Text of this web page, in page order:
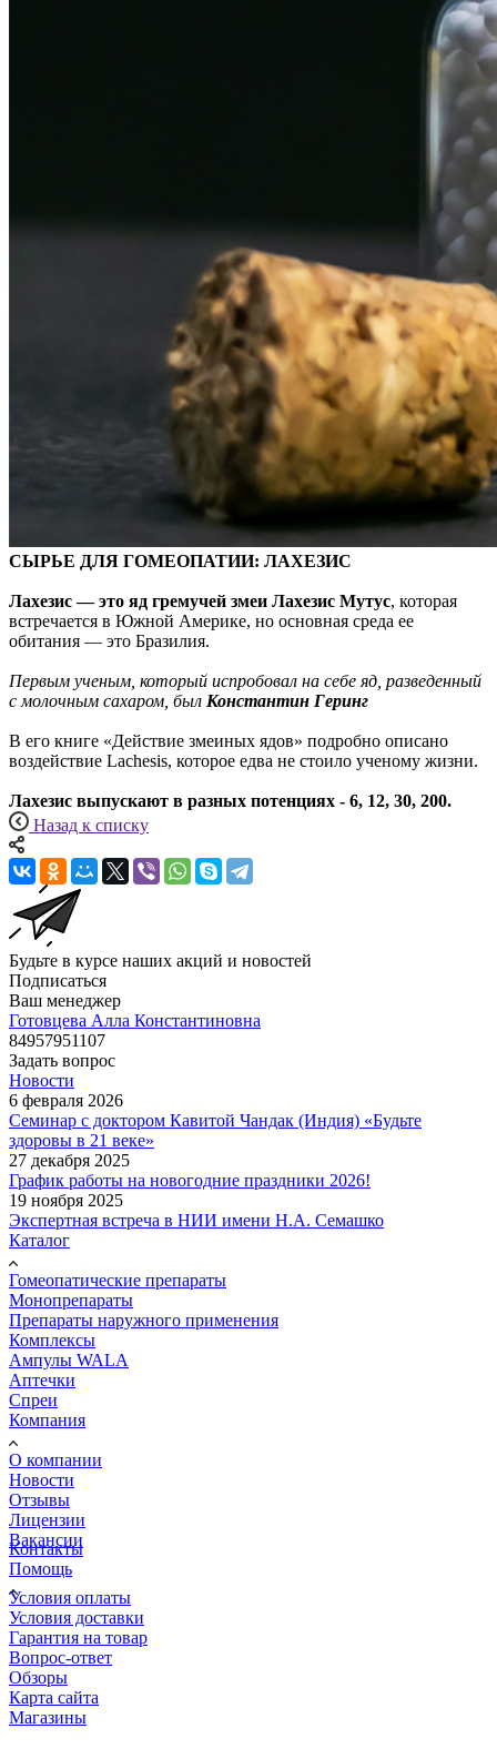
СЫРЬЕ ДЛЯ ГОМЕОПАТИИ: ЛАХЕЗИС
Лахезис — это яд гремучей змеи Лахезис Мутус, которая
встречается в Южной Америке, но основная среда ее
обитания — это Бразилия.
Первым ученым, который испробовал на себе яд, разведенный
с молочным сахаром, был Константин Геринг
В его книге «Действие змеиных ядов» подробно описано
воздействие Lachesis, которое едва не стоило ученому жизни.
Лахезис выпускают в разных потенциях - 6, 12, 30, 200.
Назад к списку
Будьте в курсе наших акций и новостей
Подписаться
Ваш менеджер
Готовцева Алла Константиновна
84957951107
Задать вопрос
Новости
6 февраля 2026
Семинар с доктором Кавитой Чандак (Индия) «Будьте
здоровы в 21 веке»
27 декабря 2025
График работы на новогодние праздники 2026!
19 ноября 2025
Экспертная встреча в НИИ имени Н.А. Семашко
Каталог
Гомеопатические препараты
Монопрепараты
Препараты наружного применения
Комплексы
Ампулы WALA
Аптечки
Спреи
Компания
О компании
Новости
Отзывы
Лицензии
Вакансии
Контакты
Помощь
Условия оплаты
Условия доставки
Гарантия на товар
Вопрос-ответ
Обзоры
Карта сайта
Магазины